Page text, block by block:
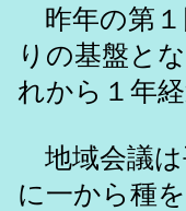
昨年の第１
りの基盤と
れから１年
地域会議は
に一から種